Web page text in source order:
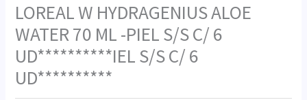
LOREAL W HYDRAGENIUS ALOE
WATER 70 ML -PIEL S/S C/ 6
UD**********IEL S/S C/ 6
UD**********